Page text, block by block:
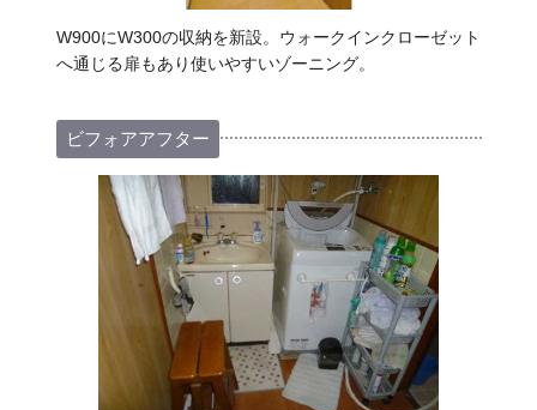
W900にW300の収納を新設。ウォークインクローゼット
へ通じる扉もあり使いやすいゾーニング。
ビフォアアフター